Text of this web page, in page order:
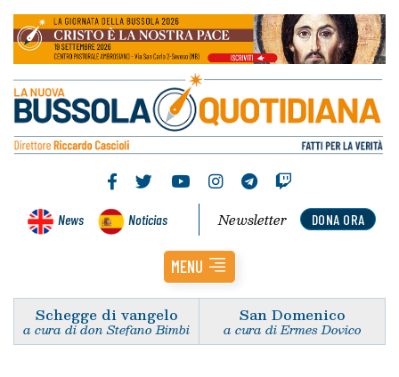
News Noticias DONA ORA
Newsletter
MENU
Schegge di vangelo
a cura di don Stefano Bimbi
San Domenico
a cura di Ermes Dovico